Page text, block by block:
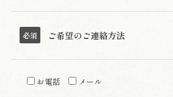
必須 ご希望のご連絡方法
お電話 メール